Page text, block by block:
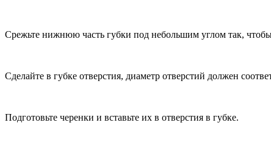
Срежьте нижнюю часть губки под небольшим углом так,
Сделайте в губке отверстия, диаметр отверстий должен
Подготовьте черенки и вставьте их в отверстия в губке.